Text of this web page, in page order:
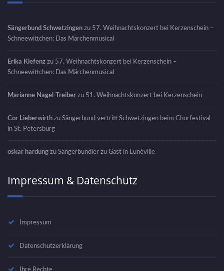
Sängerbund Schwetzingen zu 57. Weihnachtskonzert bei Kerzenschein –
Schneewittchen: Das Märchenmusical
Erika Klefenz zu 57. Weihnachtskonzert bei Kerzenschein –
Schneewittchen: Das Märchenmusical
Marianne Nagel-Treiber zu 51. Weihnachtskonzert bei Kerzenschein
Cor Lieberwirth zu Sängerbund vertritt Schwetzingen beim Chorfestival
in St. Petersburg
oskar hardung zu Sängerbündler zu Gast in Lunéville
Impressum & Datenschutz
Impressum
Datenschutzerklärung
Ihre Rechte